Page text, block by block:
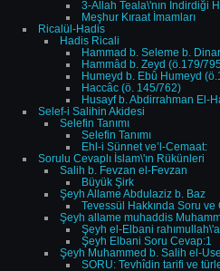
3-Allah Teala\'nın İndirdiği
Meşhur Kıraat İmamları
Ricalül-Hadis
Hadis Ricali
Hammad b. Seleme b.
Hammâd b. Zeyd (ö.179/
Humeyd b. Ebû Humeyd
Haccâc (ö. 145/762)
Husayf b. Abdirrahman El-
Selef-i Salihin Akidesi
Selefin Tanımı
Selefin Tanımı
Ehl-i Sünnet ve’l-Cemaat:
Sorulu Cevaplı İslam\'ın Rükünleri
Salih b. Fevzan el-Fevzan
Büyük Şirk
Şeyh Allame Abdulaziz b. Baz
Tevessül Hakkında Soru ve
Şeyh allame muhaddis
Şeyh el-Elbani
Şeyh Elbani Soru Cevap:1
Şeyh Muhammed b. Salih el-
SORU: Tevhîdin tarifi ve